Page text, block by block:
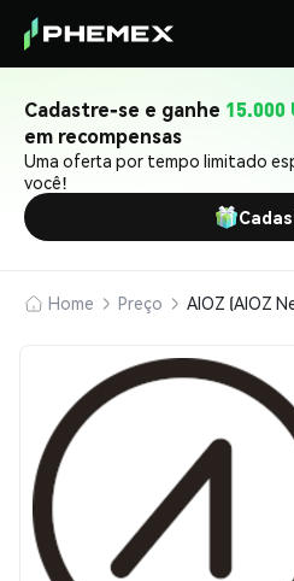
Cadastre-se e ganhe 15.000
em recompensas
Uma oferta por tempo limitado
você!
Home Preço AIOZ (AIOZ